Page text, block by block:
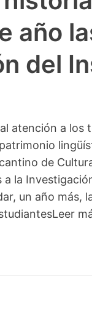
año
del
atención a los
de
a la
un año más,
Leer